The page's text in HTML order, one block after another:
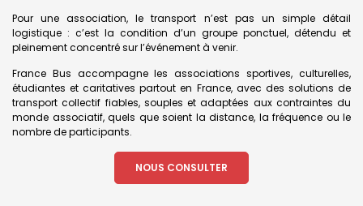
Pour une association, le transport n’est pas un simple détail
logistique : c’est la condition d’un groupe ponctuel, détendu et
pleinement concentré sur l’événement à venir.
France Bus accompagne les associations sportives, culturelles,
étudiantes et caritatives partout en France, avec des solutions de
transport collectif fiables, souples et adaptées aux contraintes du
monde associatif, quels que soient la distance, la fréquence ou le
nombre de participants.
NOUS CONSULTER